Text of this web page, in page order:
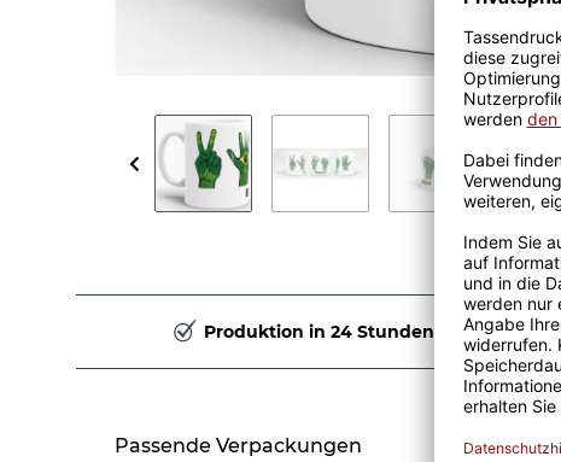
Produktion in 24 Stunden
Passende Verpackungen